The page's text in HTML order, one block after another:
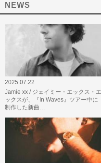
NEWS
2025.07.22
Jamie xx / ジェイミー・エックス・エ
ックスが、『In Waves』ツアー中に
制作した新曲…